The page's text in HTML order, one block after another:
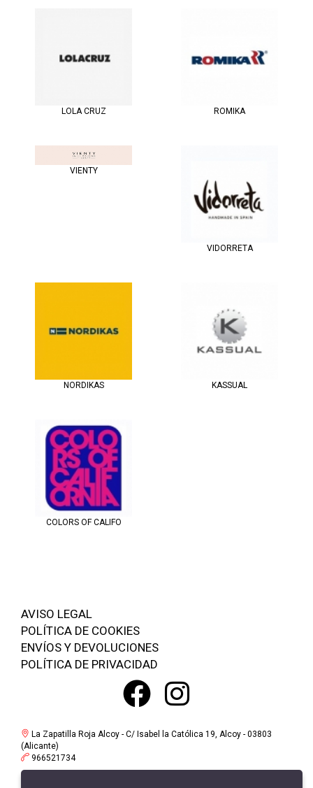
LOLA CRUZ ROMIKA
VIENTY
VIDORRETA
NORDIKAS KASSUAL
COLORS OF CALIFO
AVISO LEGAL
POLÍTICA DE COOKIES
ENVÍOS Y DEVOLUCIONES
POLÍTICA DE PRIVACIDAD
La Zapatilla Roja Alcoy - C/ Isabel la Católica 19, Alcoy - 03803
(Alicante)
966521734